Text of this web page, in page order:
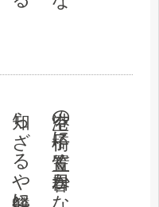
空港の椅子に笠置く春日かな